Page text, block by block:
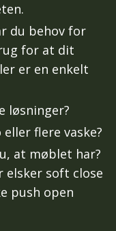
du behov for
for at dit
er en enkelt
løsninger?
flere vaske?
at møblet har?
elsker soft close
push open